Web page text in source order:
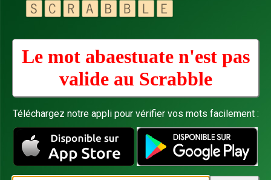
Le mot abaestuate n'est pas
valide au Scrabble
Téléchargez notre appli pour vérifier vos mots facilement :